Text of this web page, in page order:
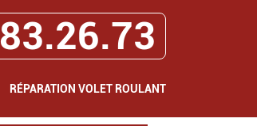
RÉPARATION VOLET ROULANT